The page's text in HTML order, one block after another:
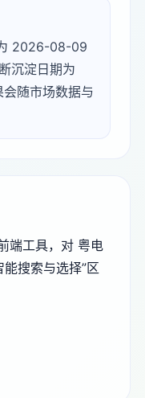
2026-08-09
沉淀日期为
随市场数据与
端工具，对 粤电
搜索与选择”区